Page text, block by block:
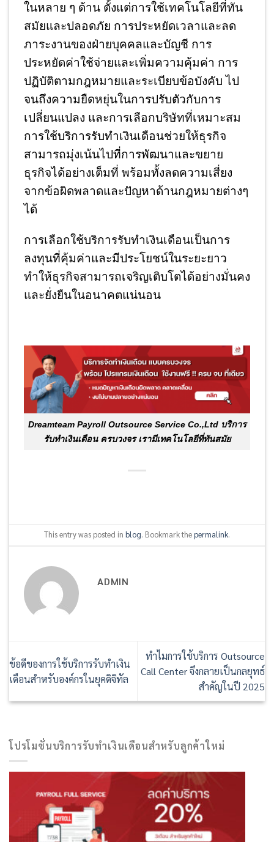
ในหลาย ๆ ด้าน ตั้งแต่การใช้เทคโนโลยีที่ทัน
สมัยและปลอดภัย การประหยัดเวลาและลด
ภาระงานของฝ่ายบุคคลและบัญชี การ
ประหยัดค่าใช้จ่ายและเพิ่มความคุ้มค่า การ
ปฏิบัติตามกฎหมายและระเบียบข้อบังคับ ไป
จนถึงความยืดหยุ่นในการปรับตัวกับการ
เปลี่ยนแปลง และการเลือกบริษัทที่เหมาะสม
การใช้บริการรับทำเงินเดือนช่วยให้ธุรกิจ
สามารถมุ่งเน้นไปที่การพัฒนาและขยาย
ธุรกิจได้อย่างเต็มที่ พร้อมทั้งลดความเสี่ยง
จากข้อผิดพลาดและปัญหาด้านกฎหมายต่างๆ
ได้
การเลือกใช้บริการรับทำเงินเดือนเป็นการ
ลงทุนที่คุ้มค่าและมีประโยชน์ในระยะยาว
ทำให้ธุรกิจสามารถเจริญเติบโตได้อย่างมั่นคง
และยั่งยืนในอนาคตแน่นอน
Dreamteam Payroll Outsource Service Co.,Ltd บริการ
รับทำเงินเดือน ครบวงจร เรามีเทคโนโลยีที่ทันสมัย
This entry was posted in blog. Bookmark thepermalink.
ADMIN
ข้อดีของการใช้บริการรับทำเงิน
เดือนสำหรับองค์กรในยุคดิจิทัล
ทำไมการใช้บริการ Outsource
Call Center จึงกลายเป็นกลยุทธ์
สำคัญในปี 2025
โปรโมชั่นบริการรับทำเงินเดือนสำหรับลูกค้าใหม่